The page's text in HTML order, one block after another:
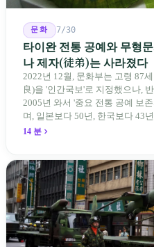
문화 7/30
타이완 전통 공예와 무형
나 제자(徒弟)는 사라졌다
2022년 12월, 문화부는 고령 87
良)을 '인간국보'로 지정했으나,
2005년 와서 '중요 전통 공예 보
며, 일본보다 50년, 한국보다 43
자 제도는 이미 1970-80년대 산
14 분